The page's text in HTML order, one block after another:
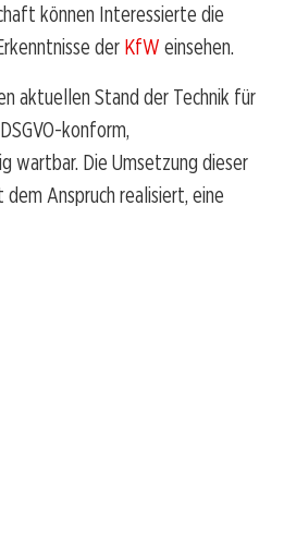
können Interessierte die
der KfW einsehen.
aktuellen Stand der Technik für
konform,
wartbar. Die Umsetzung dieser
Anspruch realisiert, eine